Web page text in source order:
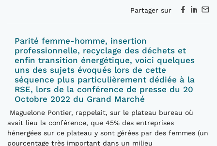
Partager sur
Parité femme-homme, insertion
professionnelle, recyclage des déchets et
enfin transition énergétique, voici quelques
uns des sujets évoqués lors de cette
séquence plus particulièrement dédiée à la
RSE, lors de la conférence de presse du 20
Octobre 2022 du Grand Marché
Maguelone Pontier, rappelait, sur le plateau bureau où
avait lieu la conférence, que 45% des entreprises
hénergées sur ce plateau y sont gérées par des femmes (un
pourcentage très important dans un milieu